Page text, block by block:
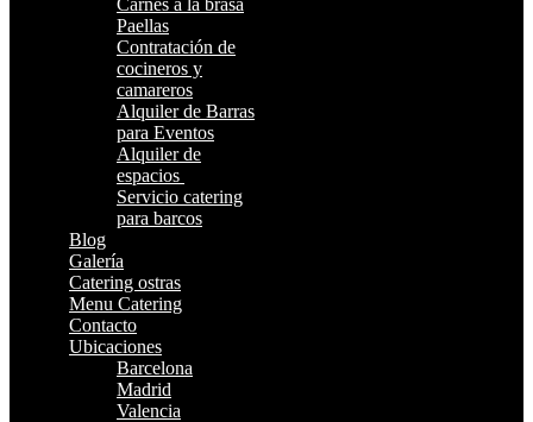
Carnes a la brasa
Paellas
Contratación de
cocineros y
camareros
Alquiler de Barras
para Eventos
Alquiler de
espacios
Servicio catering
para barcos
Blog
Galería
Catering ostras
Menu Catering
Contacto
Ubicaciones
Barcelona
Madrid
Valencia